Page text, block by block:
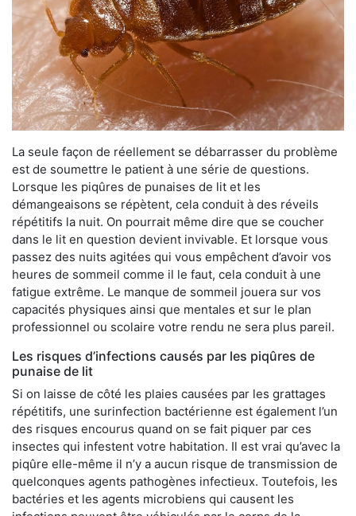
La seule façon de réellement se débarrasser du problème
est de soumettre le patient à une série de questions.
Lorsque les piqûres de punaises de lit et les
démangeaisons se répètent, cela conduit à des réveils
répétitifs la nuit. On pourrait même dire que se coucher
dans le lit en question devient invivable. Et lorsque vous
passez des nuits agitées qui vous empêchent d’avoir vos
heures de sommeil comme il le faut, cela conduit à une
fatigue extrême. Le manque de sommeil jouera sur vos
capacités physiques ainsi que mentales et sur le plan
professionnel ou scolaire votre rendu ne sera plus pareil.
Les risques d’infections causés par les piqûres de
punaise de lit
Si on laisse de côté les plaies causées par les grattages
répétitifs, une surinfection bactérienne est également l’un
des risques encourus quand on se fait piquer par ces
insectes qui infestent votre habitation. Il est vrai qu’avec la
piqûre elle-même il n’y a aucun risque de transmission de
quelconques agents pathogènes infectieux. Toutefois, les
bactéries et les agents microbiens qui causent les